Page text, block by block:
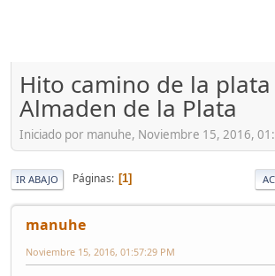
Hito camino de la
Almaden de la Plata
Iniciado por manuhe, Noviembre 15, 2016,
IR ABAJO Páginas 1
manuhe
Noviembre 15, 2016, 01:57:29 PM